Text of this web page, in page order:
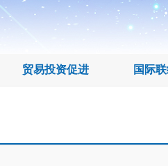
贸易投资促进 国际